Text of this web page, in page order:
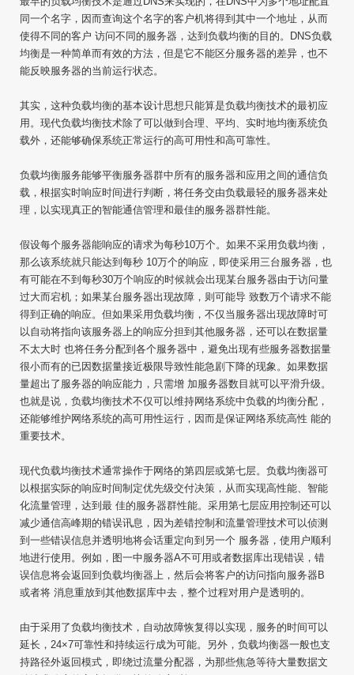
同一个名字，因而查询这个名字的客户机将得到其中一个地址，从而
使得不同的客户 访问不同的服务器，达到负载均衡的目的。DNS负载
均衡是一种简单而有效的方法，但是它不能区分服务器的差异，也不
能反映服务器的当前运行状态。
其实，这种负载均衡的基本设计思想只能算是负载均衡技术的最初应
用。现代负载均衡技术除了可以做到合理、平均、实时地均衡系统负
载外，还能够确保系统正常运行的高可用性和高可靠性。
负载均衡服务能够平衡服务器群中所有的服务器和应用之间的通信负
载，根据实时响应时间进行判断，将任务交由负载最轻的服务器来处
理，以实现真正的智能通信管理和最佳的服务器群性能。
假设每个服务器能响应的请求为每秒10万个。如果不采用负载均衡，
那么该系统就只能达到每秒 10万个的响应，即使采用三台服务器，也
有可能在不到每秒30万个响应的时候就会出现某台服务器由于访问量
过大而宕机；如果某台服务器出现故障，则可能导 致数万个请求不能
得到正确的响应。但如果采用负载均衡，不仅当服务器出现故障时可
以自动将指向该服务器上的响应分担到其他服务器，还可以在数据量
不太大时 也将任务分配到各个服务器中，避免出现有些服务器数据量
很小而有的已因数据量接近极限导致性能急剧下降的现象。如果数据
量超出了服务器的响应能力，只需增 加服务器数目就可以平滑升级。
也就是说，负载均衡技术不仅可以维持网络系统中负载的均衡分配，
还能够维护网络系统的高可用性运行，因而是保证网络系统高性 能的
重要技术。
现代负载均衡技术通常操作于网络的第四层或第七层。负载均衡器可
以根据实际的响应时间制定优先级交付决策，从而实现高性能、智能
化流量管理，达到最 佳的服务器群性能。采用第七层应用控制还可以
减少通信高峰期的错误讯息，因为差错控制和流量管理技术可以侦测
到一些错误信息并透明地将会话重定向到另一个 服务器，使用户顺利
地进行使用。例如，图一中服务器A不可用或者数据库出现错误，错
误信息将会返回到负载均衡器上，然后会将客户的访问指向服务器B
或者将 消息重放到其他数据库中去，整个过程对用户是透明的。
由于采用了负载均衡技术，自动故障恢复得以实现，服务的时间可以
延长，24×7可靠性和持续运行成为可能。另外，负载均衡器一般也支
持路径外返回模式，即绕过流量分配器，为那些焦急等待大量数据文